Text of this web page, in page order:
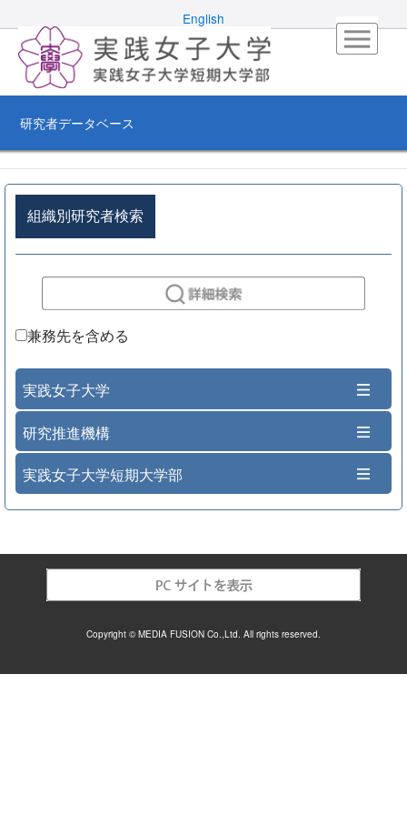
English
研究者データベース
組織別研究者検索
兼務先を含める
実践女子大学
研究推進機構
実践女子大学短期大学部
Copyright © MEDIA FUSION Co.,Ltd. All rights reserved.